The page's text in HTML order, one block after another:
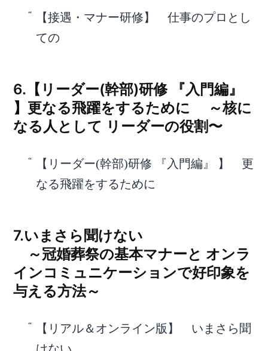
【接遇・マナー研修】 仕事のプロとし
ての
6.【リーダー(幹部)研修 『入門編』
】更なる飛躍をするために ～核に
なる人として リーダーの役割〜
【リーダー(幹部)研修 『入門編』 】 更
なる飛躍をするために
7.いまさら聞けない
～冠婚葬祭の基本マナーと オンラ
インコミュニケーションで好印象を
与える方法～
【リアル＆オンライン版】 いまさら聞